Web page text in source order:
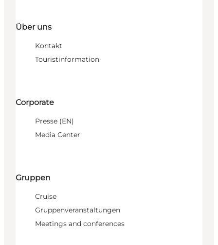
Über uns
Kontakt
Touristinformation
Corporate
Presse (EN)
Media Center
Gruppen
Cruise
Gruppenveranstaltungen
Meetings and conferences